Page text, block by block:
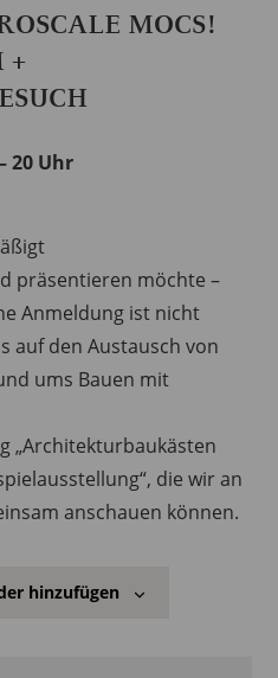
MOCS!
+
20 Uhr
präsentieren möchte –
Anmeldung ist nicht
auf den Austausch von
ums Bauen mit
„Architekturbaukästen
die wir an
anschauen können.
hinzufügen